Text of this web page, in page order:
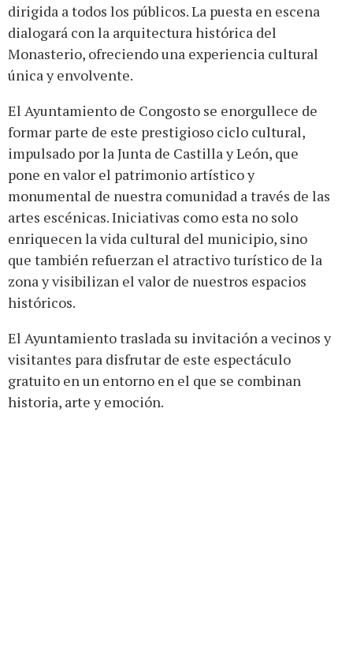
dirigida a todos los públicos. La puesta en escena
dialogará con la arquitectura histórica del
Monasterio, ofreciendo una experiencia cultural
única y envolvente.
El Ayuntamiento de Congosto se enorgullece de
formar parte de este prestigioso ciclo cultural,
impulsado por la Junta de Castilla y León, que
pone en valor el patrimonio artístico y
monumental de nuestra comunidad a través de las
artes escénicas. Iniciativas como esta no solo
enriquecen la vida cultural del municipio, sino
que también refuerzan el atractivo turístico de la
zona y visibilizan el valor de nuestros espacios
históricos.
El Ayuntamiento traslada su invitación a vecinos y
visitantes para disfrutar de este espectáculo
gratuito en un entorno en el que se combinan
historia, arte y emoción.